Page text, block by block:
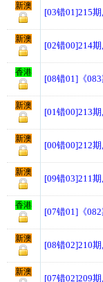
新澳
[03错01]215
新澳
[02错00]214
香港
[08错01]《
新澳
[01错00]213
新澳
[00错00]212
新澳
[09错03]211
香港
[07错01]《
新澳
[08错02]210
新澳
[07错02]209